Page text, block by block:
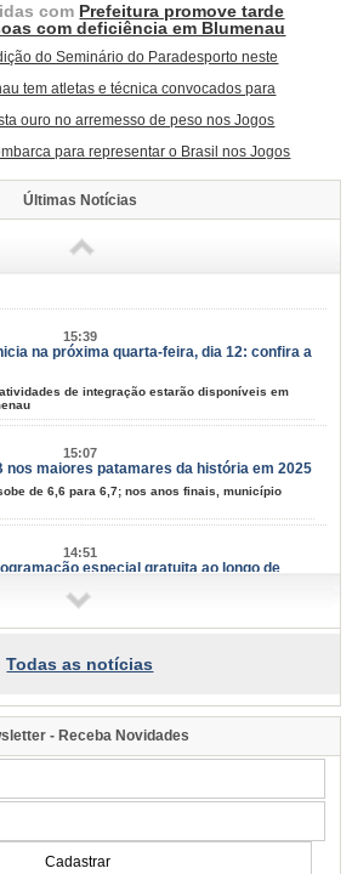
com Prefeitura promove tarde
com deficiência em Blumenau
do Seminário do Paradesporto neste
tem atletas e técnica convocados para
ouro no arremesso de peso nos Jogos
para representar o Brasil nos Jogos
Últimas Notícias
15:39
na próxima quarta-feira, dia 12: confira a
de integração estarão disponíveis em
15:07
nos maiores patamares da história em 2025
de 6,6 para 6,7; nos anos finais, município
14:51
especial gratuita ao longo de
ciência, cultura, natureza e criatividade para
14:08
cultural
do Seminário do Paradesporto neste
reunirá profissionais da saúde, educação e
avanço das modalidades paralímpicas
Todas as notícias
- Receba Novidades